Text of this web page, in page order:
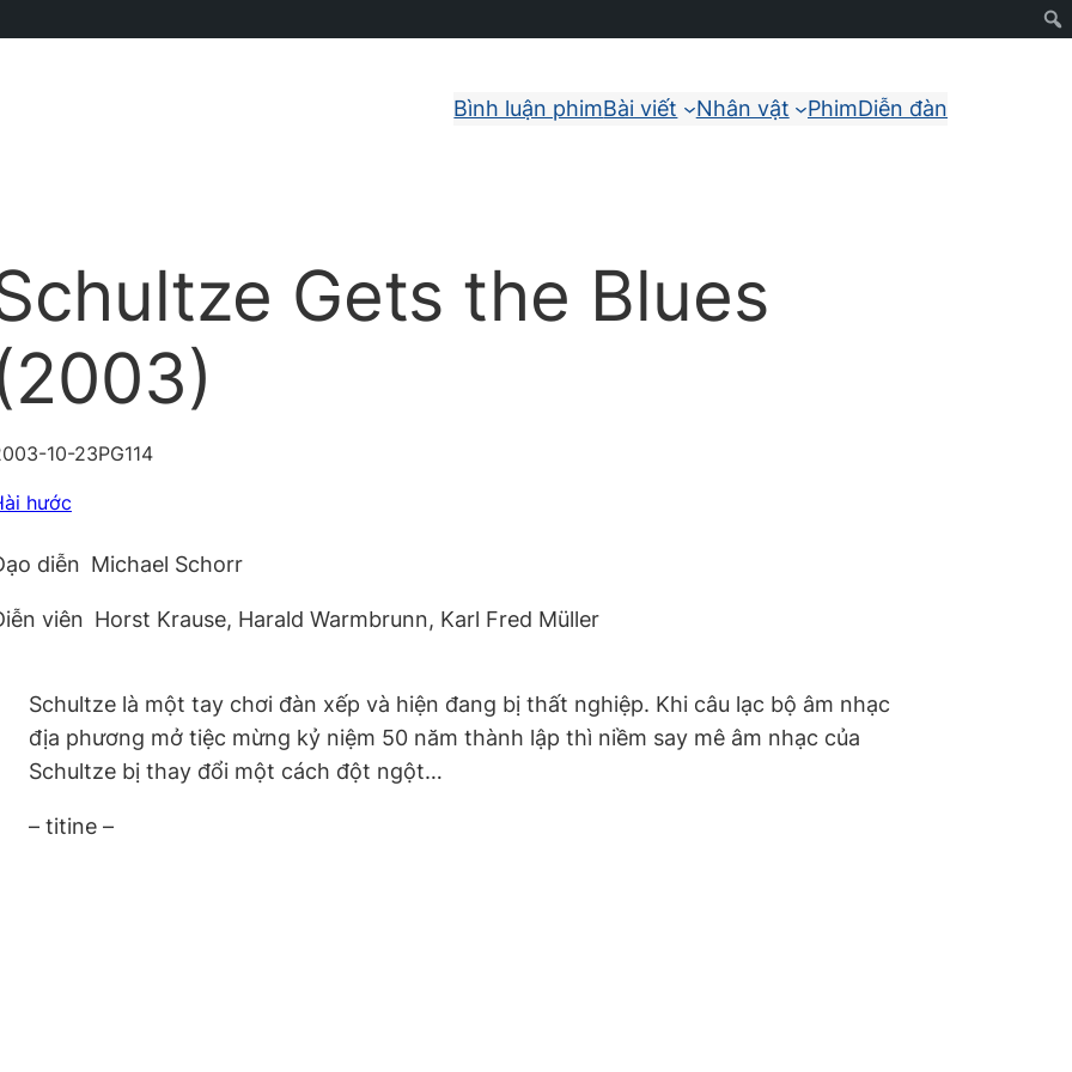
Bình luận phimBài viết Nhân vật PhimDiễn đàn
Gets the Blues
10-23PG114
hước
diễn Michael Schorr
viên Horst Krause, Harald Warmbrunn, Karl Fred Müller
Schultze là một tay chơi đàn xếp và hiện đang bị thất nghiệp. Khi câu lạc bộ âm nhạc
địa phương mở tiệc mừng kỷ niệm 50 năm thành lập thì niềm say mê âm nhạc của
Schultze bị thay đổi một cách đột ngột…
– titine –